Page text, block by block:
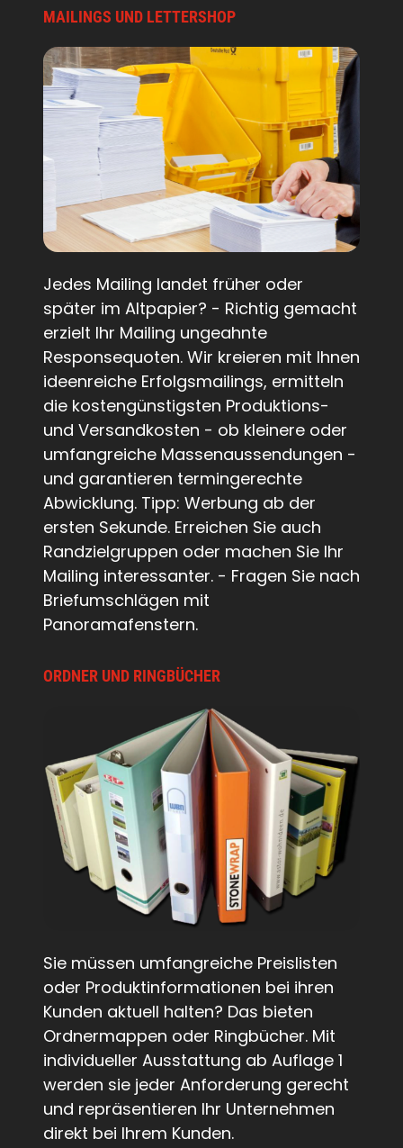
MAILINGS UND LETTERSHOP
Jedes Mailing landet früher oder
später im Altpapier? - Richtig gemacht
erzielt Ihr Mailing ungeahnte
Responsequoten. Wir kreieren mit Ihnen
ideenreiche Erfolgsmailings, ermitteln
die kostengünstigsten Produktions-
und Versandkosten - ob kleinere oder
umfangreiche Massenaussendungen -
und garantieren termingerechte
Abwicklung. Tipp: Werbung ab der
ersten Sekunde. Erreichen Sie auch
Randzielgruppen oder machen Sie Ihr
Mailing interessanter. - Fragen Sie nach
Briefumschlägen mit
Panoramafenstern.
ORDNER UND RINGBÜCHER
Sie müssen umfangreiche Preislisten
oder Produktinformationen bei ihren
Kunden aktuell halten? Das bieten
Ordnermappen oder Ringbücher. Mit
individueller Ausstattung ab Auflage 1
werden sie jeder Anforderung gerecht
und repräsentieren Ihr Unternehmen
direkt bei Ihrem Kunden.